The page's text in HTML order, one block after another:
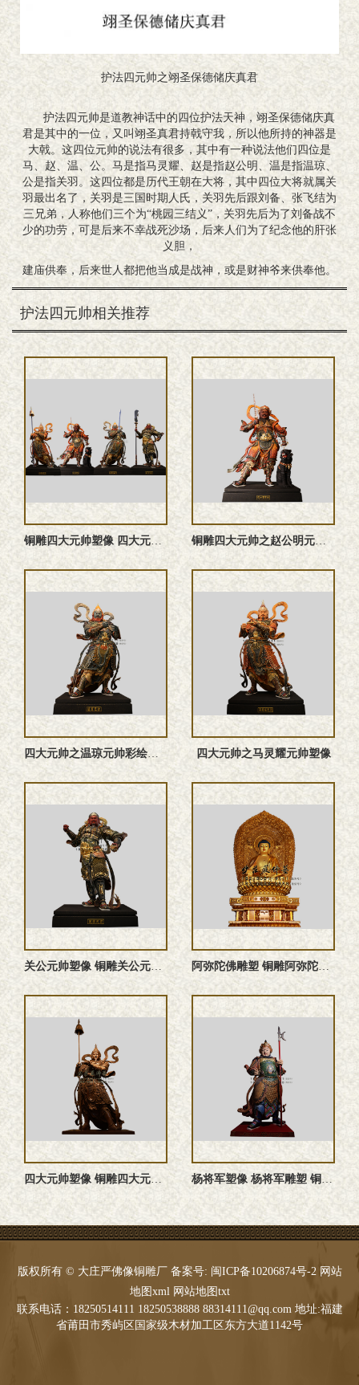
护法四元帅之翊圣保德储庆真君
护法四元帅是道教神话中的四位护法天神，翊圣保德储庆真
君是其中的一位，又叫翊圣真君持戟守我，所以他所持的神器是
大戟。这四位元帅的说法有很多，其中有一种说法他们四位是
马、赵、温、公。马是指马灵耀、赵是指赵公明、温是指温琼、
公是指关羽。这四位都是历代王朝在大将，其中四位大将就属关
羽最出名了，关羽是三国时期人氏，关羽先后跟刘备、张飞结为
三兄弟，人称他们三个为“桃园三结义”，关羽先后为了刘备战不
少的功劳，可是后来不幸战死沙场，后来人们为了纪念他的肝张
义胆，
建庙供奉，后来世人都把他当成是战神，或是财神爷来供奉他。
护法四元帅相关推荐
铜雕四大元帅塑像 四大元帅雕塑 四大元帅神像 铜雕四大元帅之赵公明元帅塑像
四大元帅之温琼元帅‌彩绘神像 四大元帅之马灵耀元帅塑像
关公元帅塑像 铜雕关公元帅 关公元帅雕塑 关公元帅神像 阿弥陀佛雕塑 铜雕阿弥陀佛塑像
四大元帅塑像 铜雕四大元帅 四大元帅神像 四大元帅雕塑 杨将军塑像 杨将军雕塑 铜雕杨将军塑像 杨将军神像
版权所有 © 大庄严佛像铜雕厂 备案号: 闽ICP备10206874号-2 网站
地图xml 网站地图txt
联系电话：18250514111 18250538888 88314111@qq.com 地址:福建
省莆田市秀屿区国家级木材加工区东方大道1142号